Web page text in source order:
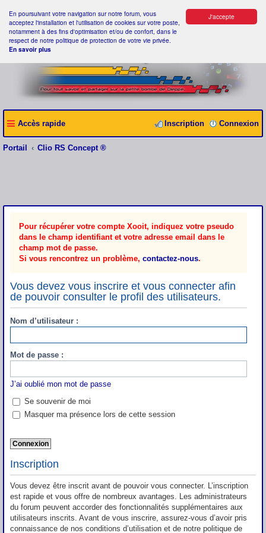
J'accepte
En poursuivant votre navigation sur notre forum, vous
acceptez l'installation et l'utilisation de cookies sur votre poste,
notamment à des fins d'optimisation et/ou de confort, dans le
respect de notre politique de protection de votre vie privée.
En savoir plus
Accès rapide Connexion
Inscription
Portail Clio RS Concept ®
Pour récupérer votre compte Xooit, indiquez votre pseudo
dans le champ identifiant et votre adresse email dans le
champ mot de passe.
Si vous rencontrez un problème, contactez-nous.
Vous devez vous inscrire et vous connecter afin
de pouvoir consulter le profil des utilisateurs.
Nom d’utilisateur :
Mot de passe :
J’ai oublié mon mot de passe
Se souvenir de moi
Masquer ma présence lors de cette session
Inscription
Vous devez être inscrit avant de pouvoir vous connecter. L’inscription
est rapide et vous offre de nombreux avantages. Les administrateurs
du forum peuvent accorder des fonctionnalités supplémentaires aux
utilisateurs inscrits. Avant de vous inscrire, assurez-vous d’avoir pris
connaissance de nos conditions d’utilisation et de notre politique de